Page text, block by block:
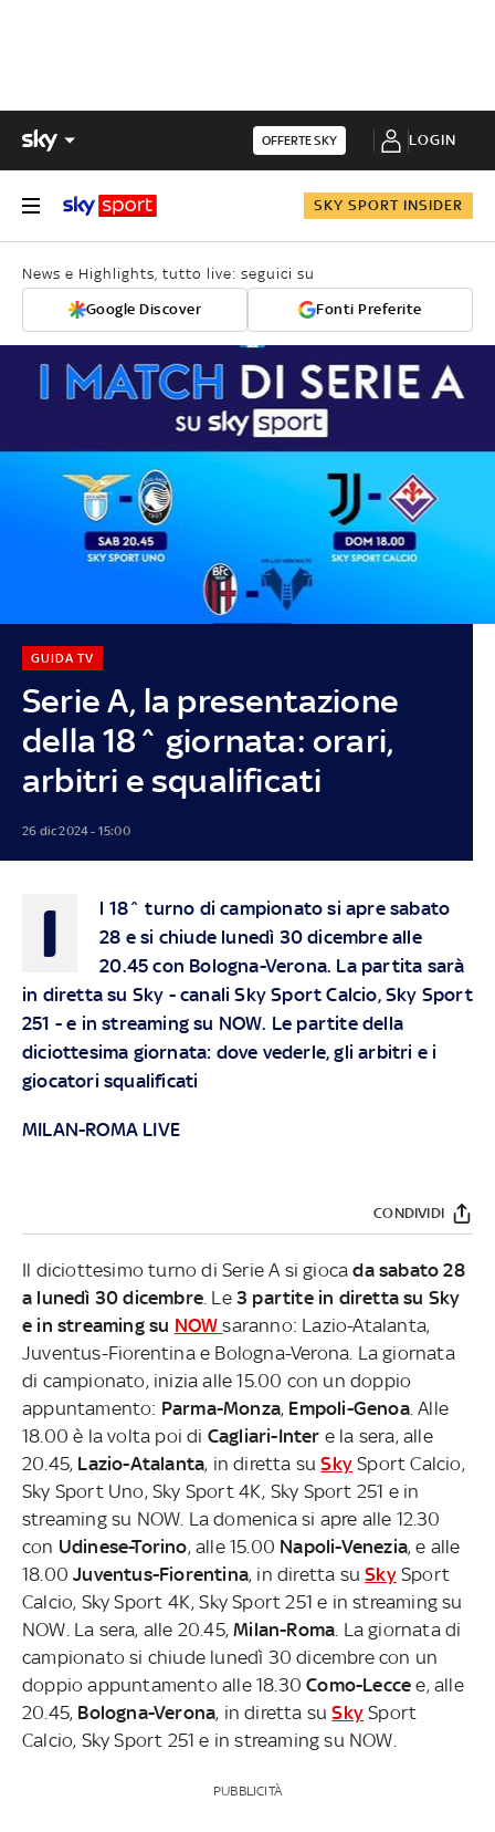
OFFERTE SKY LOGIN
SKY SPORT INSIDER
News e Highlights, tutto live: seguici su
Google Discover Fonti Preferite
Serie A, la presentazione
della 18^ giornata: orari,
arbitri e squalificati
GUIDA TV
26 dic 2024 - 15:00
I
l 18^ turno di campionato si apre sabato
28 e si chiude lunedì 30 dicembre alle
20.45 con Bologna-Verona. La partita sarà
in diretta su Sky - canali Sky Sport Calcio, Sky Sport
251 - e in streaming su NOW. Le partite della
diciottesima giornata: dove vederle, gli arbitri e i
giocatori squalificati
MILAN-ROMA LIVE
CONDIVIDI
Il diciottesimo turno di Serie A si giocada sabato 28
a lunedì 30 dicembre . Le 3 partite in diretta su Sky
e in streaming su NOW saranno: Lazio-Atalanta,
Juventus-Fiorentina e Bologna-Verona. La giornata
di campionato, inizia alle 15.00 con un doppio
appuntamento: Parma-Monza, Empoli-Genoa. Alle
18.00 è la volta poi di Cagliari-Inter e la sera, alle
20.45, Lazio-Atalanta, in diretta suSky Sport Calcio,
Sky Sport Uno, Sky Sport 4K, Sky Sport 251 e in
streaming su NOW. La domenica si apre alle 12.30
con Udinese-Torino, alle 15.00 Napoli-Venezia, e alle
18.00 Juventus-Fiorentina, in diretta su SkySport
Calcio, Sky Sport 4K, Sky Sport 251 e in streaming su
NOW. La sera, alle 20.45,Milan-Roma . La giornata di
campionato si chiude lunedì 30 dicembre con un
doppio appuntamento alle 18.30Como-Lecce e, alle
20.45, Bologna-Verona, in diretta suSky Sport
Calcio, Sky Sport 251 e in streaming su NOW.
PUBBLICITÀ